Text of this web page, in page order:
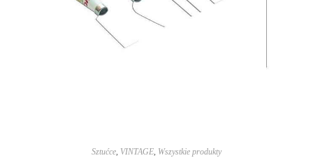
Sztućce, VINTAGE, Wszystkie produkty